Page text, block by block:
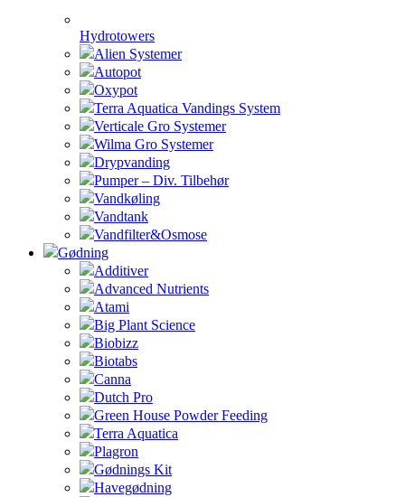
Hydrotowers
Alien Systemer
Autopot
Oxypot
Terra Aquatica Vandings System
Verticale Gro Systemer
Wilma Gro Systemer
Drypvanding
Pumper – Div. Tilbehør
Vandkøling
Vandtank
Vandfilter&Osmose
Gødning
Additiver
Advanced Nutrients
Atami
Big Plant Science
Biobizz
Biotabs
Canna
Dutch Pro
Green House Powder Feeding
Terra Aquatica
Plagron
Gødnings Kit
Havegødning